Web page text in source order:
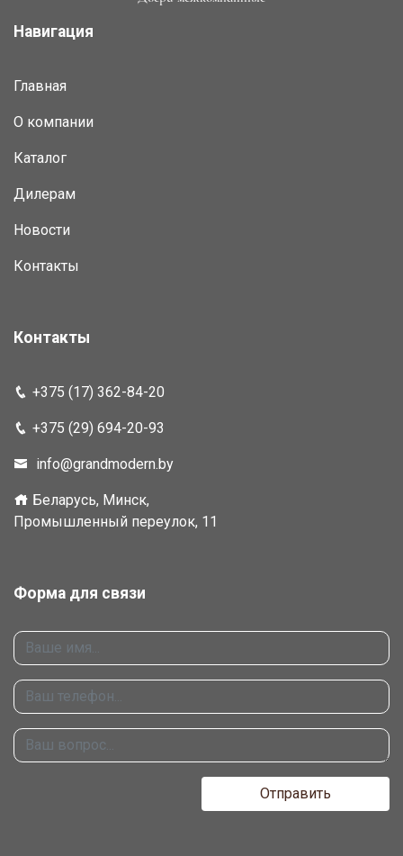
Навигация
Главная
О компании
Каталог
Дилерам
Новости
Контакты
Контакты
+375 (17) 362-84-20
+375 (29) 694-20-93
info@grandmodern.by
Беларусь, Минск,
Промышленный переулок, 11
Форма для связи